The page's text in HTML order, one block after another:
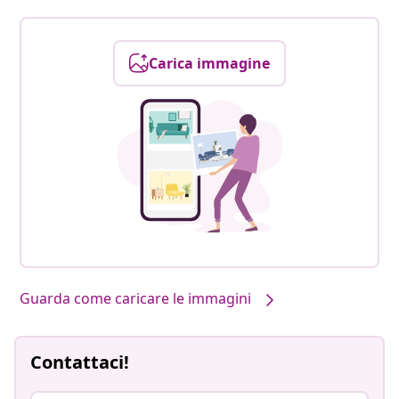
Carica immagine
Guarda come caricare le immagini
Contattaci!